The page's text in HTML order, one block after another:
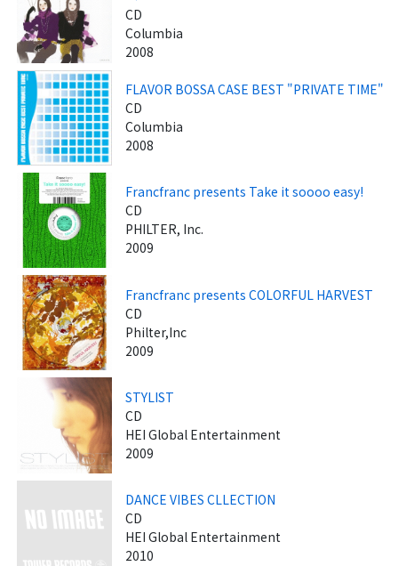
CD
Columbia
2008
FLAVOR BOSSA CASE BEST "PRIVATE TIME"
CD
Columbia
2008
Francfranc presents Take it soooo easy!
CD
PHILTER, Inc.
2009
Francfranc presents COLORFUL HARVEST
CD
Philter,Inc
2009
STYLIST
CD
HEI Global Entertainment
2009
DANCE VIBES CLLECTION
CD
HEI Global Entertainment
2010